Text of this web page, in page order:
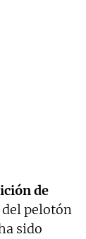
de
del pelotón
sido